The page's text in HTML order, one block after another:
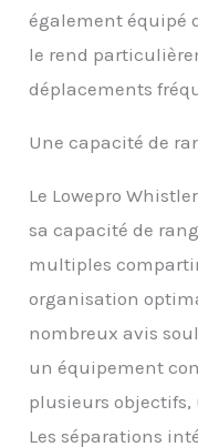
également équipé
le rend
déplacements
Une capacité de
Le Lowepro
sa capacité de
multiples
organisation
nombreux avis
un équipement
plusieurs objectifs,
Les séparations